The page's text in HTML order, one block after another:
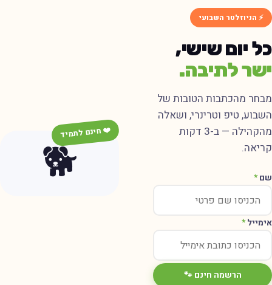
⚡ הניוזלטר השבועי
יום שישי,
לתיבה.
מהכתבות הטובות של
טיפ וטרינרי, ושאלה
מהקהילה — ב-3 דקות
*
*
הרשמה חינם 🐾
🐕
❤️ חינם לתמיד